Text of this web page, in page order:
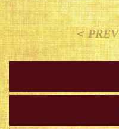
＜ PREV